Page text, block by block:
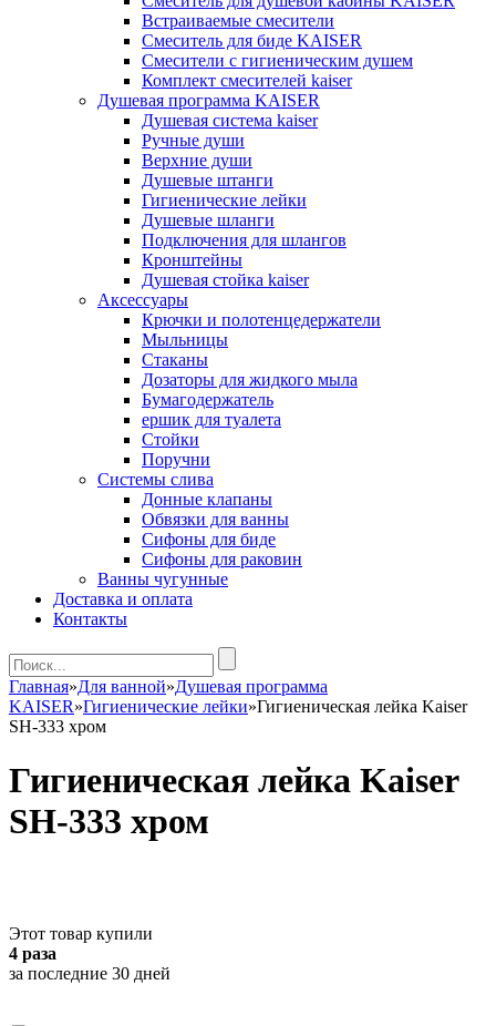
Встраиваемые смесители
Смеситель для биде KAISER
Смесители с гигиеническим душем
Комплект смесителей kaiser
Душевая программа KAISER
Душевая система kaiser
Ручные души
Верхние души
Душевые штанги
Гигиенические лейки
Душевые шланги
Подключения для шлангов
Кронштейны
Душевая стойка kaiser
Аксессуары
Крючки и полотенцедержатели
Мыльницы
Стаканы
Дозаторы для жидкого мыла
Бумагодержатель
ершик для туалета
Стойки
Поручни
Системы слива
Донные клапаны
Обвязки для ванны
Сифоны для биде
Сифоны для раковин
Ванны чугунные
Доставка и оплата
Контакты
Главная»Для ванной»Душевая программа
KAISER»Гигиенические лейки»Гигиеническая лейка Kaiser
SH-333 хром
Гигиеническая лейка Kaiser
SH-333 хром
Этот товар купили
4 раза
за последние 30 дней